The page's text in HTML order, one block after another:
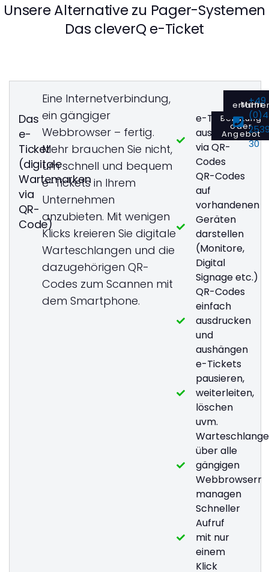
Unsere Alternative zu Pager-Systemen
Das cleverQ e-Ticket
Das
e-
Ticket
(digitale
Wartemarken
via
QR-
Code)
Eine Internetverbindung,
ein gängiger
Webbrowser – fertig.
Mehr brauchen Sie nicht,
um schnell und bequem
e-Tickets in Ihrem
Unternehmen
anzubieten. Mit wenigen
Klicks kreieren Sie digitale
Warteschlangen und die
dazugehörigen QR-
Codes zum Scannen mit
dem Smartphone.
e-Tickets
ausstellen
via QR-
Codes
QR-Codes
auf
vorhandenen
Geräten
darstellen
(Monitore,
Digital
Signage etc.)
QR-Codes
einfach
ausdrucken
und
aushängen
e-Tickets
pausieren,
weiterleiten,
löschen
uvm.
über alle
gängigen
Webbrowserr
managen
Schneller
Aufruf
mit nur
einem
Klick
Beratung
oder
Angebot
Mehr +49
30